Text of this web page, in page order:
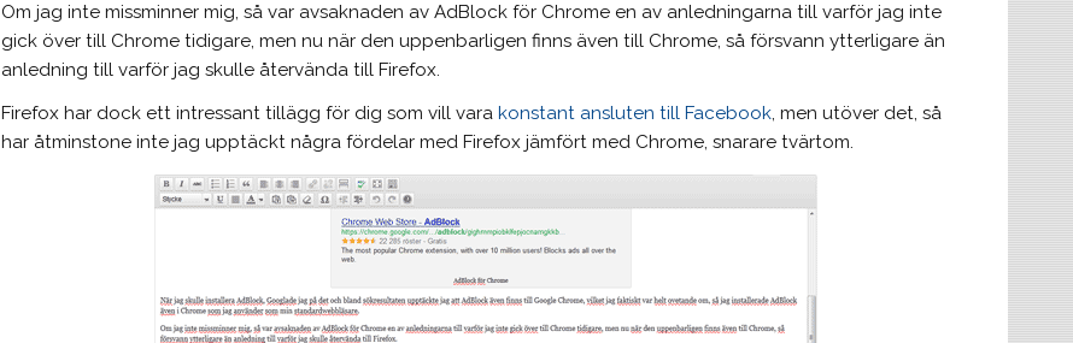
Om jag inte missminner mig, så var avsaknaden av AdBlock för Chrome en av anledningarna till varför jag inte
gick över till Chrome tidigare, men nu när den uppenbarligen finns även till Chrome, så försvann ytterligare än
anledning till varför jag skulle återvända till Firefox.
Firefox har dock ett intressant tillägg för dig som vill varakonstant ansluten till Facebook , men utöver det, så
har åtminstone inte jag upptäckt några fördelar med Firefox jämfört med Chrome, snarare tvärtom.